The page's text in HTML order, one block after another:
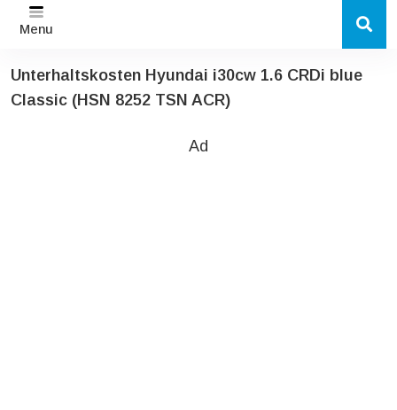
Menu
Unterhaltskosten Hyundai i30cw 1.6 CRDi blue
Classic (HSN 8252 TSN ACR)
Ad